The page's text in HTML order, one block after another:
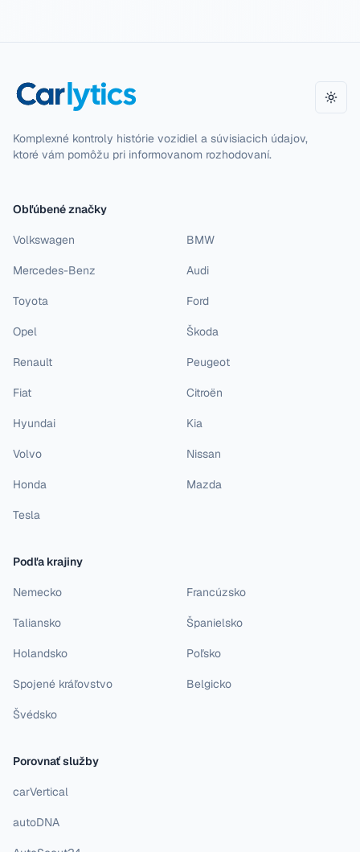
Komplexné kontroly histórie vozidiel a súvisiacich údajov,
ktoré vám pomôžu pri informovanom rozhodovaní.
Obľúbené značky
Volkswagen BMW
Mercedes-Benz Audi
Toyota Ford
Opel Škoda
Renault Peugeot
Fiat Citroën
Hyundai Kia
Volvo Nissan
Honda Mazda
Tesla
Podľa krajiny
Nemecko Francúzsko
Taliansko Španielsko
Holandsko Poľsko
Spojené kráľovstvo Belgicko
Švédsko
Porovnať služby
carVertical
autoDNA